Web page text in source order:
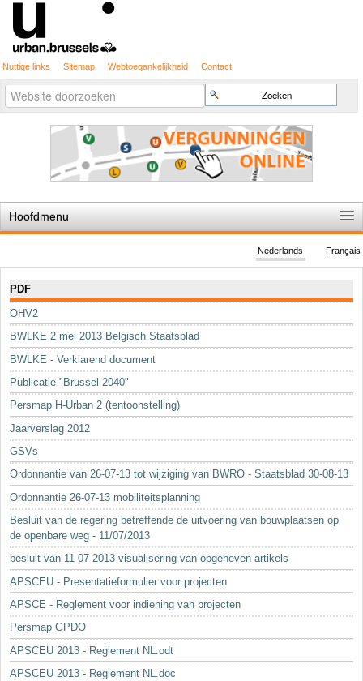
Nuttige links Sitemap Webtoegankelijkheid Contact
Zoek
Geavanceerd
zoeken...
Hoofdmenu
De spelregels
Stedenbouwkundige vergunning
Cartografie
Studies en publicaties
Sleutelwoorden
Stedenbouwkundige inlichtingen
Français
Nederlands
PDF
OHV2
BWLKE 2 mei 2013 Belgisch Staatsblad
BWLKE - Verklarend document
Publicatie "Brussel 2040"
Persmap H-Urban 2 (tentoonstelling)
Jaarverslag 2012
GSVs
Ordonnantie van 26-07-13 tot wijziging van BWRO - Staatsblad 30-08-13
Ordonnantie 26-07-13 mobiliteitsplanning
Besluit van de regering betreffende de uitvoering van bouwplaatsen op
de openbare weg - 11/07/2013
besluit van 11-07-2013 visualisering van opgeheven artikels
APSCEU - Presentatieformulier voor projecten
APSCE - Reglement voor indiening van projecten
Persmap GPDO
APSCEU 2013 - Reglement NL.odt
APSCEU 2013 - Reglement NL.doc